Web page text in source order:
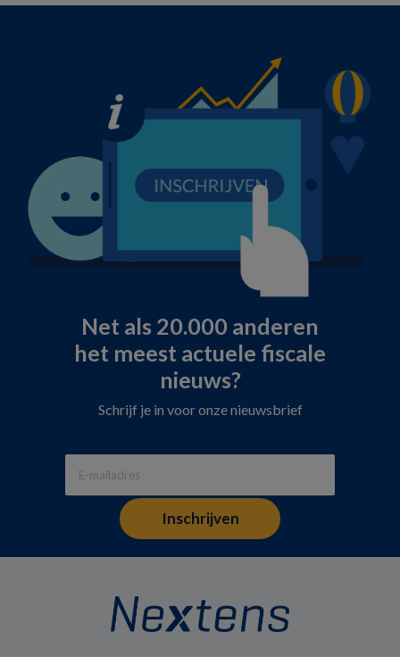
Net als 20.000 anderen
het meest actuele fiscale
nieuws?
Schrijf je in voor onze nieuwsbrief